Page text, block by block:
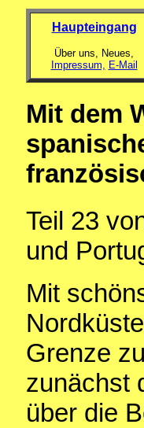
Haupteingang
Über uns, Neues,
Impressum, E-Mail
Mit dem
Teil 23
und
Mit
Grenze
zunächst
über die